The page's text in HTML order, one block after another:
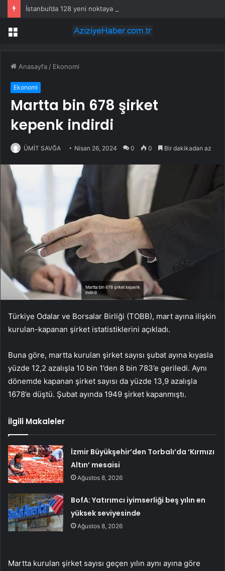
İstanbul’da 128 yeni noktaya daha EDS geliyor
Menü
Anasayfa / Ekonomi
Ekonomi
Martta bin 678 şirket
kepenk indirdi
ÜMİT SAVĞA Nisan 26, 2024 0 0 Bir dakikadan az
Türkiye Odalar ve Borsalar Birliği (TOBB), mart ayına ilişkin
kurulan-kapanan şirket istatistiklerini açıkladı.
Buna göre, martta kurulan şirket sayısı şubat ayına kıyasla
yüzde 12,2 azalışla 10 bin 1’den 8 bin 783’e geriledi. Aynı
dönemde kapanan şirket sayısı da yüzde 13,9 azalışla
1678’e düştü. Şubat ayında 1949 şirket kapanmıştı.
İlgili Makaleler
İzmir Büyükşehir’den Torbalı’da ‘Kırmızı
Altın’ mesaisi
Ağustos 8, 2026
BofA: Yatırımcı iyimserliği beş yılın en
yüksek seviyesinde
Ağustos 8, 2026
Martta kurulan şirket sayısı geçen yılın aynı ayına göre